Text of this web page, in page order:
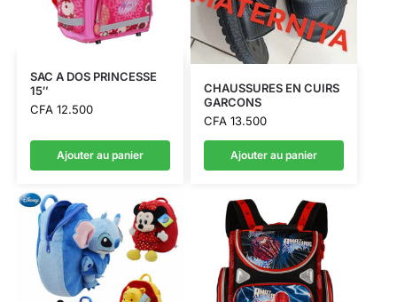
SAC A DOS PRINCESSE
15″
CFA12.500
Ajouter au panier
CHAUSSURES EN CUIRS
GARCONS
CFA13.500
Ajouter au panier